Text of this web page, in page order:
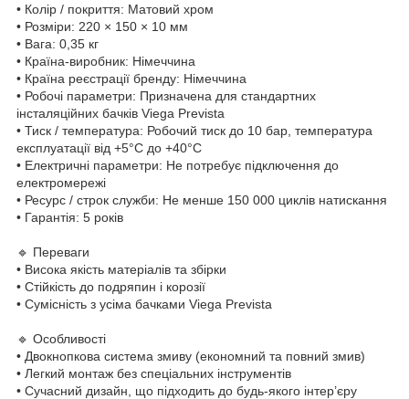
• Колір / покриття: Матовий хром
• Розміри: 220 × 150 × 10 мм
• Вага: 0,35 кг
• Країна-виробник: Німеччина
• Країна реєстрації бренду: Німеччина
• Робочі параметри: Призначена для стандартних
інсталяційних бачків Viega Prevista
• Тиск / температура: Робочий тиск до 10 бар, температура
експлуатації від +5°C до +40°C
• Електричні параметри: Не потребує підключення до
електромережі
• Ресурс / строк служби: Не менше 150 000 циклів натискання
• Гарантія: 5 років
🔹 Переваги
• Висока якість матеріалів та збірки
• Стійкість до подряпин і корозії
• Сумісність з усіма бачками Viega Prevista
🔹 Особливості
• Двокнопкова система змиву (економний та повний змив)
• Легкий монтаж без спеціальних інструментів
• Сучасний дизайн, що підходить до будь-якого інтер’єру